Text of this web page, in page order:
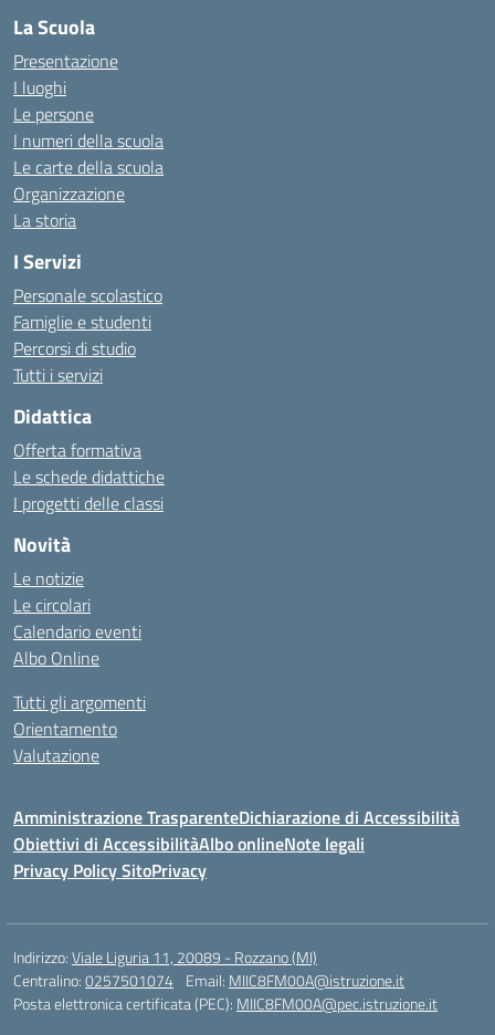
La Scuola
Presentazione
I luoghi
Le persone
I numeri della scuola
Le carte della scuola
Organizzazione
La storia
I Servizi
Personale scolastico
Famiglie e studenti
Percorsi di studio
Tutti i servizi
Didattica
Offerta formativa
Le schede didattiche
I progetti delle classi
Novità
Le notizie
Le circolari
Calendario eventi
Albo Online
Tutti gli argomenti
Orientamento
Valutazione
Amministrazione TrasparenteDichiarazione di Accessibilità
Obiettivi di AccessibilitàAlbo onlineNote legali
Privacy Policy SitoPrivacy
Indirizzo:Viale Liguria 11, 20089 - Rozzano (MI)
Centralino:0257501074 Email: MIIC8FM00A@istruzione.it
Posta elettronica certificata (PEC): MIIC8FM00A@pec.istruzione.it